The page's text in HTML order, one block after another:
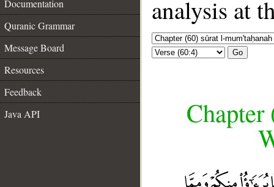
Documentation
Quranic Grammar
Message Board
Resources
Feedback
Java API
analysis at
Go
Chapter